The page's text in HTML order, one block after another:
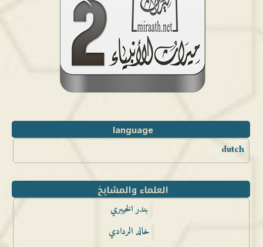
language
dutch
العلماء والمشايخ
بندر الخيبري
خالد الردادي